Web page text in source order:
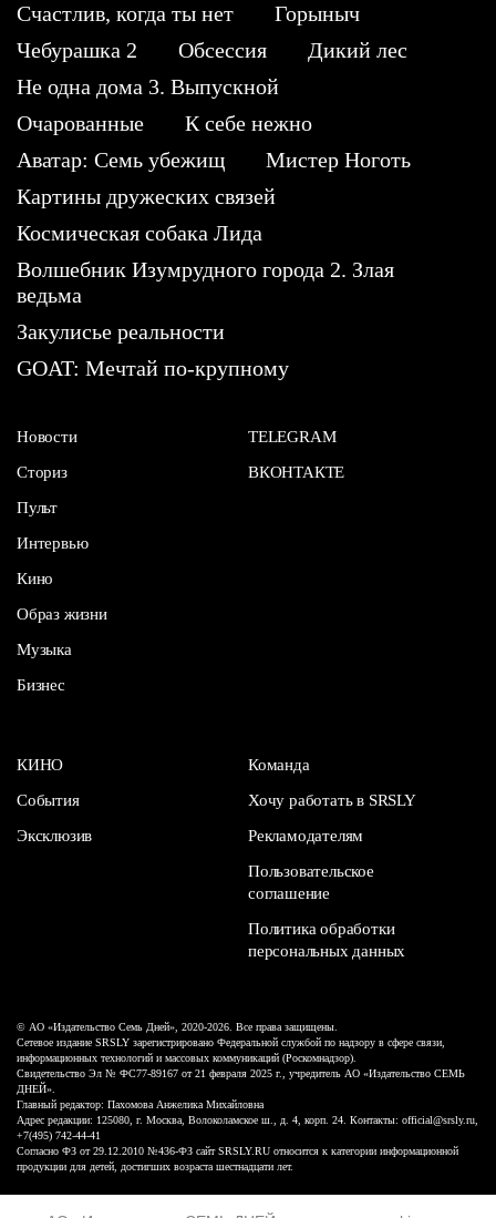
Счастлив, когда ты нет
Горыныч
Чебурашка 2
Обсессия
Дикий лес
Не одна дома 3. Выпускной
Очарованные
К себе нежно
Аватар: Семь убежищ
Мистер Ноготь
Картины дружеских связей
Космическая собака Лида
Волшебник Изумрудного города 2. Злая
ведьма
Закулисье реальности
GOAT: Мечтай по-крупному
Новости
Сториз
Пульт
Интервью
Кино
Образ жизни
Музыка
Бизнес
TELEGRAM
ВКОНТАКТЕ
КИНО
События
Эксклюзив
Команда
Хочу работать в SRSLY
Рекламодателям
Пользовательское
соглашение
Политика обработки
персональных данных
© АО «Издательство Семь Дней», 2020-2026. Все права защищены.
Сетевое издание SRSLY зарегистрировано Федеральной службой по надзору в сфере связи,
информационных технологий и массовых коммуникаций (Роскомнадзор).
Свидетельство Эл № ФС77-89167 от 21 февраля 2025 г., учредитель АО «Издательство СЕМЬ
ДНЕЙ».
Главный редактор: Пахомова Анжелика Михайловна
Адрес редакции: 125080, г. Москва, Волоколамское ш., д. 4, корп. 24. Контакты: official@srsly.ru,
+7(495) 742-44-41
Согласно ФЗ от 29.12.2010 №436-ФЗ сайт SRSLY.RU относится к категории информационной
продукции для детей, достигших возраста шестнадцати лет.